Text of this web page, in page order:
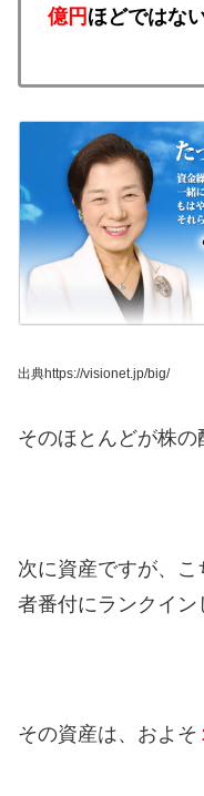
億円 ほどではな
出典https://visionet.jp/big/
そのほとんどが株の
次に資産ですが、
者番付にランクイン
その資産は、およそ